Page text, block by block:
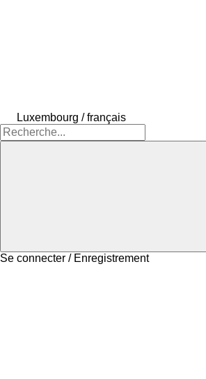
Luxembourg / français
Se connecter / Enregistrement